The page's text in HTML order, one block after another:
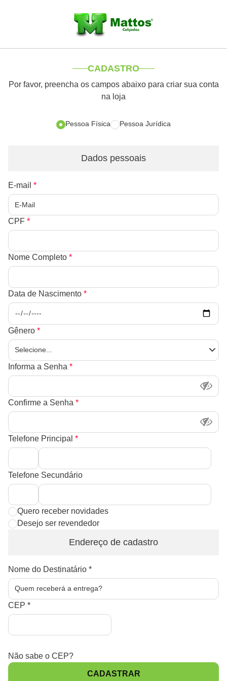
CADASTRO
Por favor, preencha os campos abaixo para criar sua conta
na loja
Pessoa Física Pessoa Jurídica
Dados pessoais
E-mail *
CPF *
Nome Completo *
Data de Nascimento *
Gênero *
Informa a Senha *
Confirme a Senha *
Telefone Principal *
Telefone Secundário
Quero receber novidades
Desejo ser revendedor
Endereço de cadastro
Nome do Destinatário *
CEP *
Não sabe o CEP?
CADASTRAR